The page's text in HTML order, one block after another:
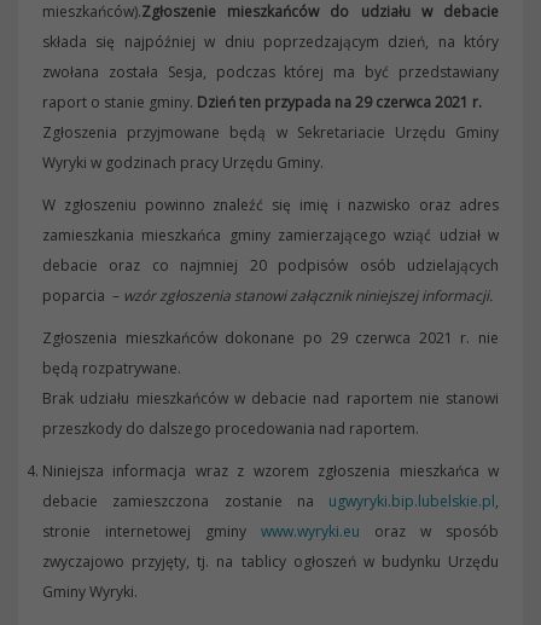
mieszkańców).Zgłoszenie mieszkańców do udziału w debacie
składa się najpóźniej w dniu poprzedzającym dzień, na który
zwołana została Sesja, podczas której ma być przedstawiany
raport o stanie gminy. Dzień ten przypada na 29 czerwca 2021 r.
Zgłoszenia przyjmowane będą w Sekretariacie Urzędu Gminy
Wyryki w godzinach pracy Urzędu Gminy.
W zgłoszeniu powinno znaleźć się imię i nazwisko oraz adres
zamieszkania mieszkańca gminy zamierzającego wziąć udział w
debacie oraz co najmniej 20 podpisów osób udzielających
poparcia – wzór zgłoszenia stanowi załącznik niniejszej informacji.
Zgłoszenia mieszkańców dokonane po 29 czerwca 2021 r. nie
będą rozpatrywane.
Brak udziału mieszkańców w debacie nad raportem nie stanowi
przeszkody do dalszego procedowania nad raportem.
Niniejsza informacja wraz z wzorem zgłoszenia mieszkańca w
debacie zamieszczona zostanie na ugwyryki.bip.lubelskie.pl,
stronie internetowej gminy www.wyryki.eu oraz w sposób
zwyczajowo przyjęty, tj. na tablicy ogłoszeń w budynku Urzędu
Gminy Wyryki.